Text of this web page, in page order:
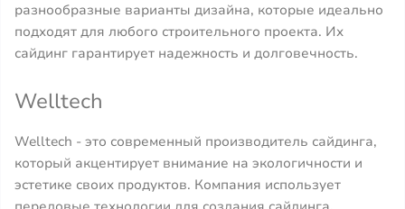
разнообразные варианты дизайна, которые идеально
подходят для любого строительного проекта. Их
сайдинг гарантирует надежность и долговечность.
Welltech
Welltech - это современный производитель сайдинга,
который акцентирует внимание на экологичности и
эстетике своих продуктов. Компания использует